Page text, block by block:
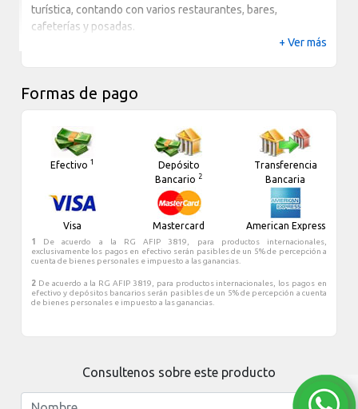
turística, contando con varios restaurantes, bares,
cafeterías y posadas.
cerca de 600 hectáreas de mata atlántica y forma parte del
área de protección ambiental del litoral brasilero. El
marinas, también forma parte de este escenario, haciendo
de esta localidad uno de los principales y más importantes
centros de Ecoturismo de Brasil y América del Sur.
El Castillo Garcia d¨Avila, localizado a 2 km del centro de la
Villa es un fuerte medieval construído en el siglo XVI
durante la colonización portuguesa, por lo que su origen da
el nombre de la Villa.
+ Ver más
Formas de pago
Efectivo 1
Depósito
Bancario 2
Transferencia
Bancaria
Visa Mastercard American Express
1
De acuerdo a la RG AFIP 3819, para productos internacionales,
exclusivamente los pagos en efectivo serán pasibles de un 5% de percepción a
cuenta de bienes personales e impuesto a las ganancias.
2 De acuerdo a la RG AFIP 3819, para productos internacionales, los pagos en
efectivo y depósitos bancarios serán pasibles de un 5% de percepción a cuenta
de bienes personales e impuesto a las ganancias.
Consultenos sobre este producto